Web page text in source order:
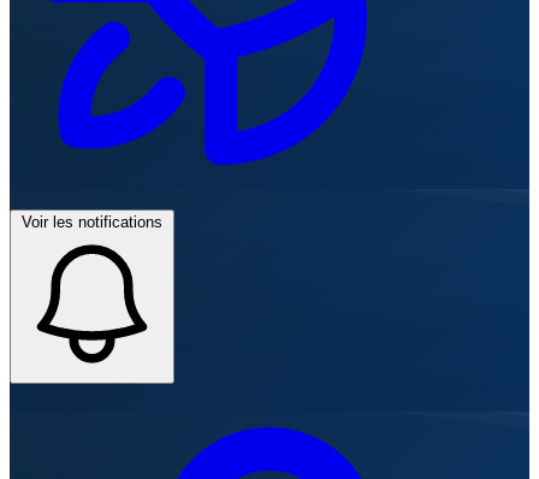
Voir les notifications